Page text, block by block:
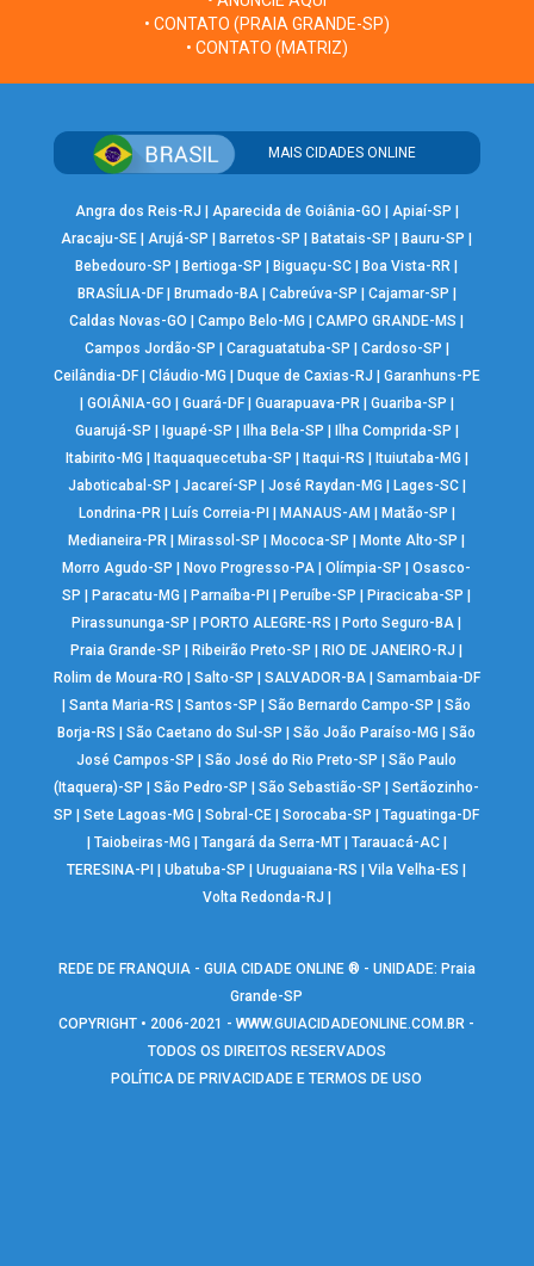
• CONTATO (PRAIA GRANDE-SP)
• CONTATO (MATRIZ)
MAIS CIDADES ONLINE
Angra dos Reis-RJ | Aparecida de Goiânia-GO | Apiaí-SP |
Aracaju-SE | Arujá-SP |Barretos-SP |Batatais-SP |Bauru-SP |
Bebedouro-SP |Bertioga-SP |Biguaçu-SC |Boa Vista-RR |
BRASÍLIA-DF| Brumado-BA| Cabreúva-SP | Cajamar-SP |
Caldas Novas-GO |Campo Belo-MG |CAMPO GRANDE-MS |
Campos Jordão-SP | Caraguatatuba-SP | Cardoso-SP |
Ceilândia-DF| Cláudio-MG | Duque de Caxias-RJ | Garanhuns-PE
| GOIÂNIA-GO | Guará-DF| Guarapuava-PR | Guariba-SP |
Guarujá-SP | Iguapé-SP | Ilha Bela-SP | Ilha Comprida-SP |
Itabirito-MG | Itaquaquecetuba-SP | Itaqui-RS | Ituiutaba-MG |
Jaboticabal-SP | Jacareí-SP | José Raydan-MG | Lages-SC|
Londrina-PR | Luís Correia-PI | MANAUS-AM | Matão-SP |
Medianeira-PR |Mirassol-SP |Mococa-SP |Monte Alto-SP |
Morro Agudo-SP |Novo Progresso-PA |Olímpia-SP |Osasco-
SP |Paracatu-MG |Parnaíba-PI |Peruíbe-SP |Piracicaba-SP |
Pirassununga-SP |PORTO ALEGRE-RS |Porto Seguro-BA |
Praia Grande-SP |Ribeirão Preto-SP |RIO DE JANEIRO-RJ |
Rolim de Moura-RO | Salto-SP | SALVADOR-BA| Samambaia-DF
|Santa Maria-RS |Santos-SP |São Bernardo Campo-SP |São
Borja-RS |São Caetano do Sul-SP |São João Paraíso-MG |São
José Campos-SP |São José do Rio Preto-SP |São Paulo
(Itaquera)-SP |São Pedro-SP |São Sebastião-SP |Sertãozinho-
SP |Sete Lagoas-MG |Sobral-CE |Sorocaba-SP |Taguatinga-DF
| Taiobeiras-MG | Tangará da Serra-MT| Tarauacá-AC|
TERESINA-PI |Ubatuba-SP |Uruguaiana-RS |Vila Velha-ES |
Volta Redonda-RJ |
REDE DE FRANQUIA - GUIA CIDADE ONLINE ® - UNIDADE: Praia
Grande-SP
COPYRIGHT • 2006-2021 -WWW.GUIACIDADEONLINE.COM.BR -
TODOS OS DIREITOS RESERVADOS
POLÍTICA DE PRIVACIDADE E TERMOS DE USO